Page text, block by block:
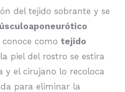
del tejido sobrante y se
como tejido
piel del rostro se estira
y el cirujano lo recoloca
para eliminar la